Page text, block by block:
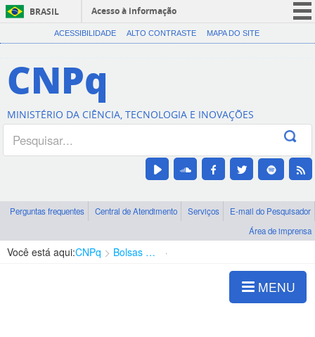
BRASIL
Acesso à informação
CORONAVÍRUS (COVID-19)
Canais
ACESSIBILIDADE ALTO CONTRASTE MAPA DO SITE
CNPq
MINISTÉRIO DA CIÊNCIA, TECNOLOGIA E INOVAÇÕES
Perguntas frequentes Central de Atendimento Serviços
E-mail do Pesquisador
Área de imprensa
Você está aqui:CNPq Bolsas e Auxílios Vigentes
MENU